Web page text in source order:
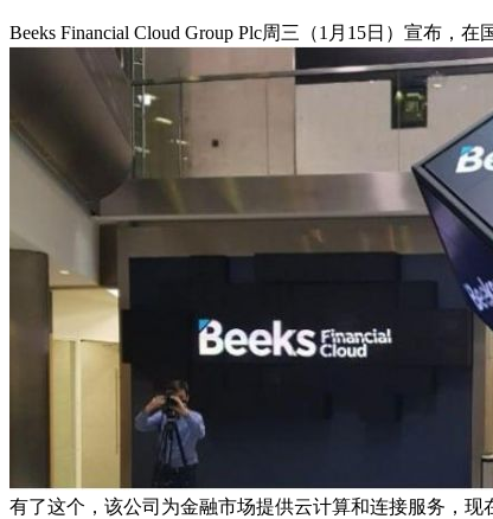
Beeks Financial Cloud Group Plc周三（1月15日）宣布
有了这个，该公司为金融市场提供云计算和连接服务，现